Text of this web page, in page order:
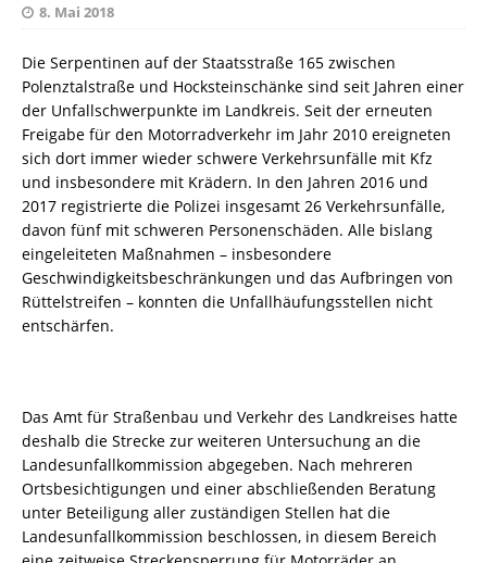
8. Mai 2018
Die Serpentinen auf der Staatsstraße 165 zwischen
Polenztalstraße und Hocksteinschänke sind seit Jahren einer
der Unfallschwerpunkte im Landkreis. Seit der erneuten
Freigabe für den Motorradverkehr im Jahr 2010 ereigneten
sich dort immer wieder schwere Verkehrsunfälle mit Kfz
und insbesondere mit Krädern. In den Jahren 2016 und
2017 registrierte die Polizei insgesamt 26 Verkehrsunfälle,
davon fünf mit schweren Personenschäden. Alle bislang
eingeleiteten Maßnahmen – insbesondere
Geschwindigkeitsbeschränkungen und das Aufbringen von
Rüttelstreifen – konnten die Unfallhäufungsstellen nicht
entschärfen.
Das Amt für Straßenbau und Verkehr des Landkreises hatte
deshalb die Strecke zur weiteren Untersuchung an die
Landesunfallkommission abgegeben. Nach mehreren
Ortsbesichtigungen und einer abschließenden Beratung
unter Beteiligung aller zuständigen Stellen hat die
Landesunfallkommission beschlossen, in diesem Bereich